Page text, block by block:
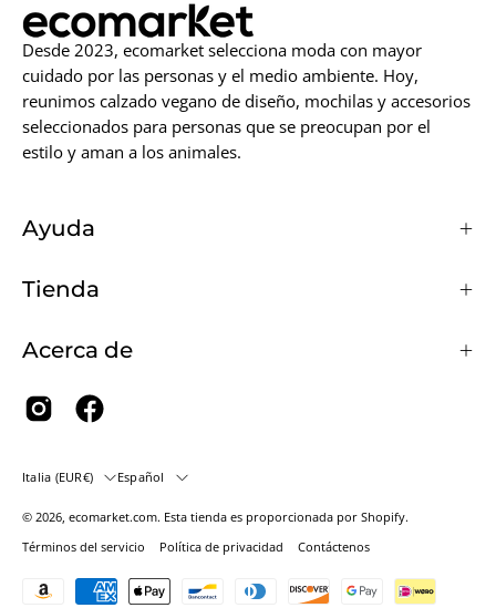
Desde 2023, ecomarket selecciona moda con mayor
cuidado por las personas y el medio ambiente. Hoy,
reunimos calzado vegano de diseño, mochilas y accesorios
seleccionados para personas que se preocupan por el
estilo y aman a los animales.
Ayuda
Tienda
Acerca de
País
Italia (EUR€) Idioma
Español
© 2026, ecomarket.com. Esta tienda es proporcionada por Shopify.
Términos del servicio
Política de privacidad Contáctenos